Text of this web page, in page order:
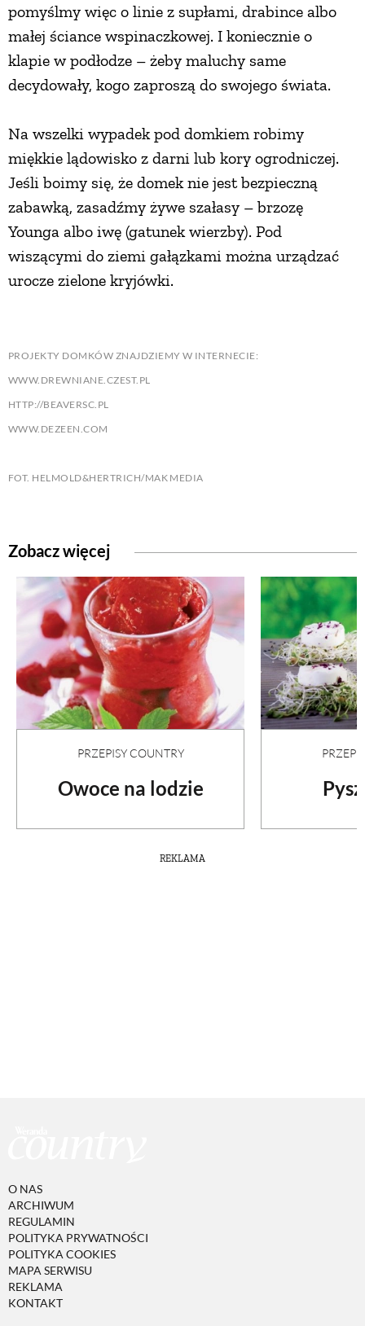
pomyślmy więc o linie z supłami, drabince albo
małej ściance wspinaczkowej. I koniecznie o
klapie w podłodze – żeby maluchy same
decydowały, kogo zaproszą do swojego świata.
Na wszelki wypadek pod domkiem robimy
miękkie lądowisko z darni lub kory ogrodniczej.
Jeśli boimy się, że domek nie jest bezpieczną
zabawką, zasadźmy żywe szałasy – brzozę
Younga albo iwę (gatunek wierzby). Pod
wiszącymi do ziemi gałązkami można urządzać
urocze zielone kryjówki.
PROJEKTY DOMKÓW ZNAJDZIEMY W INTERNECIE:
WWW.DREWNIANE.CZEST.PL
HTTP://BEAVERSC.PL
WWW.DEZEEN.COM
FOT. HELMOLD&HERTRICH/MAK MEDIA
Zobacz więcej
PRZEPISY COUNTRY
Owoce na lodzie
REKLAMA
O NAS
ARCHIWUM
REGULAMIN
POLITYKA PRYWATNOŚCI
POLITYKA COOKIES
MAPA SERWISU
REKLAMA
KONTAKT